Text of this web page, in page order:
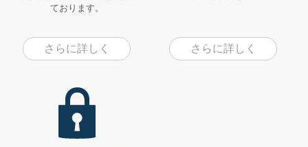
ております。
さらに詳しく さらに詳しく